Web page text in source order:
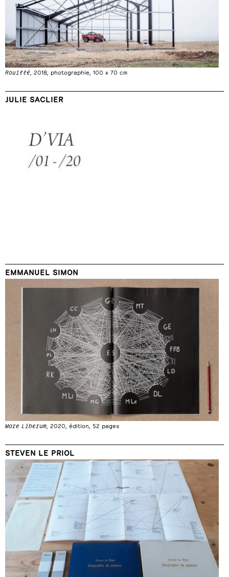
Rouillé, 2018, photographie, 100 x 70 cm
JULIE SACLIER
EMMANUEL SIMON
Mare Liberum, 2020, édition, 52 pages
STEVEN LE PRIOL